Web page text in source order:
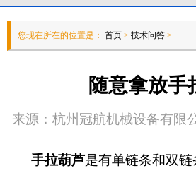
您现在所在的位置是： 首页 > 技术问答 >
随意拿放手
来源：杭州冠航机械设备有限
手拉葫芦是有单链条和双